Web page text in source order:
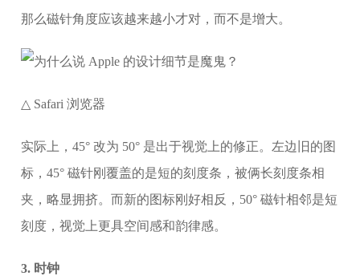
那么磁针角度应该越来越小才对，而不是增大。
△ Safari 浏览器
实际上，45° 改为 50° 是出于视觉上的修正。左边旧的图
标，45° 磁针刚覆盖的是短的刻度条，被俩长刻度条相
夹，略显拥挤。而新的图标刚好相反，50° 磁针相邻是短
刻度，视觉上更具空间感和韵律感。
3. 时钟